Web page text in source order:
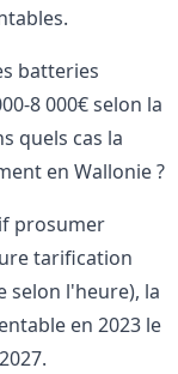
batteries
8 000€ selon la
quels cas la
en Wallonie ?
prosumer
tarification
selon l'heure), la
en 2023 le